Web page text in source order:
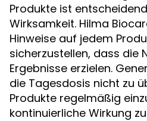
Produkte ist
Wirksamkeit. Hilma
Hinweise auf jedem
sicherzustellen, dass die
Ergebnisse erzielen.
die Tagesdosis nicht zu
Produkte regelmäßig
kontinuierliche Wirkung